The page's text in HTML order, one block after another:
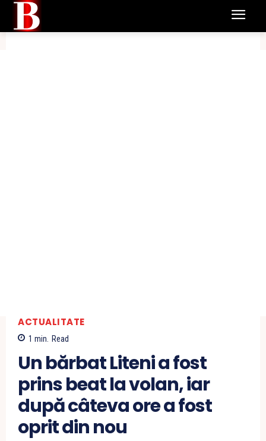
ACTUALITATE
1 min. Read
Un bărbat Liteni a fost
prins beat la volan, iar
după câteva ore a fost
oprit din nou